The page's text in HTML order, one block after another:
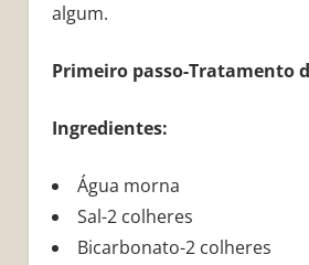
algum.
Primeiro passo-Tratamento
Ingredientes:
Água morna
Sal-2 colheres
Bicarbonato-2 colheres